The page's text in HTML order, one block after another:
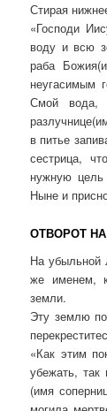
Стирая
«Господи
воду и всю
раба
неугасимым
Смой
в питье
сестрица,
нужную
Ныне и
ОТВОРОТ
На убыльной
же именем,
земли.
Эту землю
«Как этим
убежать,
(имя